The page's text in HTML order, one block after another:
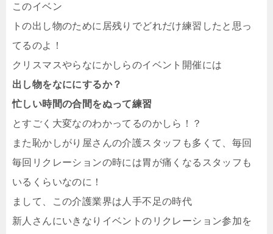
このイベン
トの出し物のために居残りでどれだけ練習したと思っ
てるのよ！
クリスマスやらなにかしらのイベント開催には
出し物をなににするか？
忙しい時間の合間をぬって練習
とすごく大変なのわかってるのかしら！？
また恥かしがり屋さんの介護スタッフも多くて、毎回
毎回リクレーションの時には胃が痛くなるスタッフも
いるくらいなのに！
まして、この介護業界は人手不足の時代
新人さんにいきなりイベントのリクレーション参加を